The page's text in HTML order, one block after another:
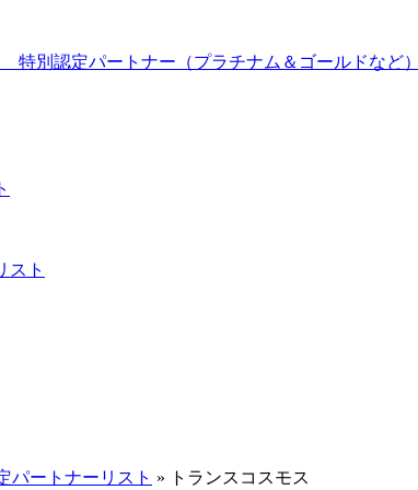
特別認定パートナー （プラチナム＆ゴールドなど
スト
パートナーリスト » トランスコスモス